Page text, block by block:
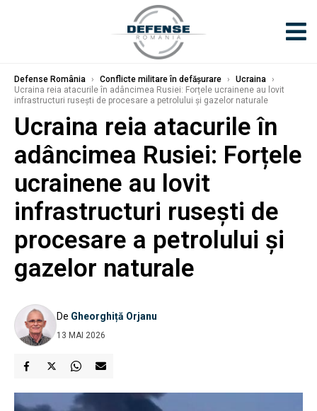
Defense România › Conflicte militare în defășurare › Ucraina ›
Ucraina reia atacurile în adâncimea Rusiei: Forțele ucrainene au lovit
infrastructuri rusești de procesare a petrolului și gazelor naturale
Ucraina reia atacurile în
adâncimea Rusiei: Forțele
ucrainene au lovit
infrastructuri rusești de
procesare a petrolului și
gazelor naturale
De Gheorghiță Orjanu
13 MAI 2026